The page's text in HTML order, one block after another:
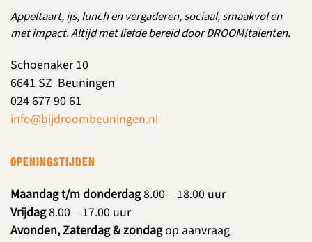
Appeltaart, ijs, lunch en vergaderen, sociaal, smaakvol en
met impact. Altijd met liefde bereid door DROOM!talenten.
Schoenaker 10
6641 SZ Beuningen
024 677 90 61
info@bijdroombeuningen.nl
OPENINGSTIJDEN
Maandag t/m donderdag8.00 – 18.00 uur
Vrijdag8.00 – 17.00 uur
Avonden, Zaterdag & zondagop aanvraag